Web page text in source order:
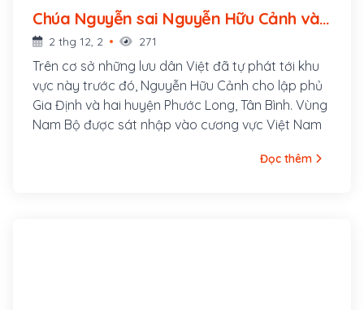
Chúa Nguyễn sai Nguyễn Hữu Cảnh vào
miền Nam (1698 - ?)
2 thg 12, 2 271
Trên cơ sở những lưu dân Việt đã tự phát tới khu
vực này trước đó, Nguyễn Hữu Cảnh cho lập phủ
Gia Định và hai huyện Phước Long, Tân Bình. Vùng
Nam Bộ được sát nhập vào cương vực Việt Nam
Đọc thêm